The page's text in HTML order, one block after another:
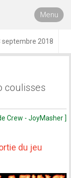
Menu
septembre 2018
coulisses
Crew - JoyMasher ]
du jeu